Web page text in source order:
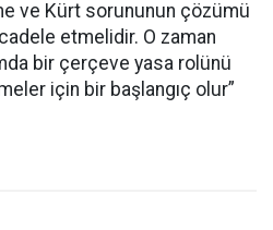
ve Kürt sorununun çözümü
etmelidir. O zaman
bir çerçeve yasa rolünü
için bir başlangıç olur”